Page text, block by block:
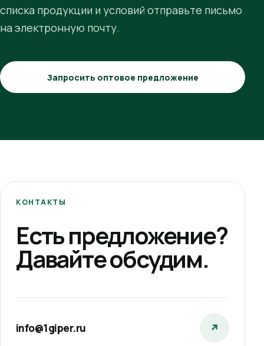
списка продукции и условий отправьте письмо
на электронную почту.
Запросить оптовое предложение
КОНТАКТЫ
Есть предложение?
Давайте обсудим.
info@1giper.ru ↗